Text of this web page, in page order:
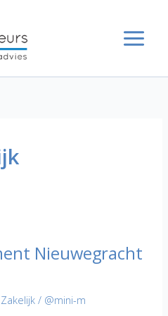
Nieuwegracht
Zakelijk / @mini-m